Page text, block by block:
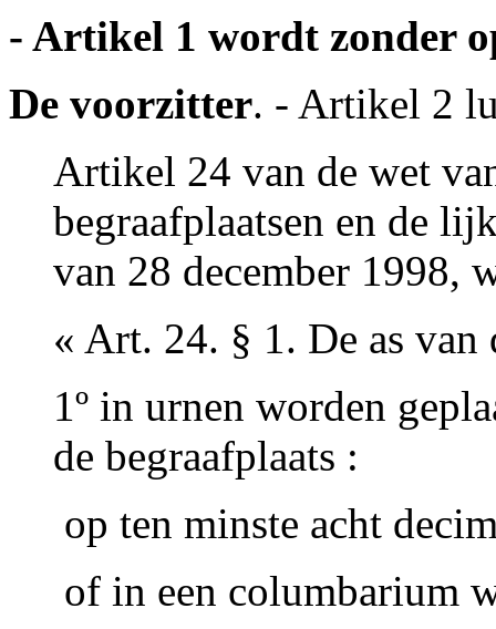
- Artikel 1 wordt zonder
De voorzitter. - Artikel 2
Artikel 24 van de wet
begraafplaatsen en de
van 28 december 1998,
« Art. 24. § 1. De as
1º in urnen worden
de begraafplaats :
op ten minste acht
of in een columbarium